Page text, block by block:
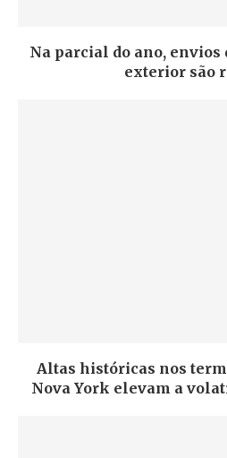
Na parcial do ano, envios
exterior são
Altas históricas nos
Nova York elevam a